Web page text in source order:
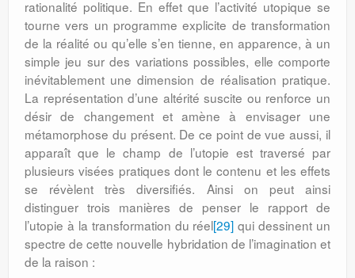
rationalité politique. En effet que l’activité utopique se
tourne vers un programme explicite de transformation
de la réalité ou qu’elle s’en tienne, en apparence, à un
simple jeu sur des variations possibles, elle comporte
inévitablement une dimension de réalisation pratique.
La représentation d’une altérité suscite ou renforce un
désir de changement et amène à envisager une
métamorphose du présent. De ce point de vue aussi, il
apparaît que le champ de l’utopie est traversé par
plusieurs visées pratiques dont le contenu et les effets
se révèlent très diversifiés. Ainsi on peut ainsi
distinguer trois manières de penser le rapport de
l’utopie à la transformation du réel[29] qui dessinent un
spectre de cette nouvelle hybridation de l’imagination et
de la raison :